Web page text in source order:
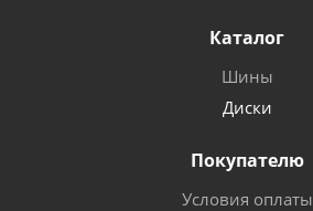
Каталог
Шины
Диски
Покупателю
Условия оплаты